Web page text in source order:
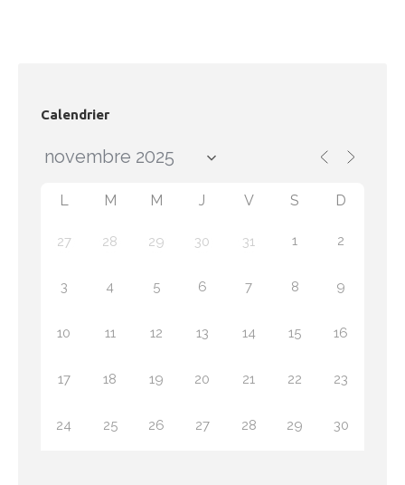
Calendrier
L M M J V S D
27 28 29 30 31 1 2
3 4 5 6 7 8 9
10 11 12 13 14 15 16
17 18 19 20 21 22 23
24 25 26 27 28 29 30